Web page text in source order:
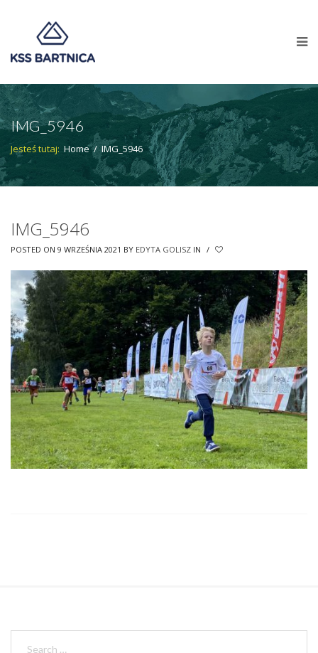
IMG_5946
Jesteś tutaj: Home / IMG_5946
IMG_5946
POSTED ON 9 WRZEŚNIA 2021 BY EDYTA GOLISZ IN /